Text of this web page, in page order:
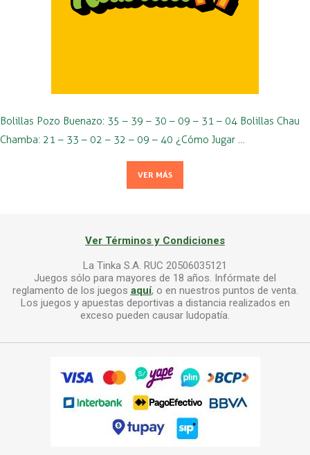
Bolillas Pozo Buenazo: 35 – 39 – 30 – 09 – 31 – 04 Bolillas Chau
Chamba: 21 – 33 – 02 – 32 – 09 – 40 ¿Cómo Jugar …
VER MÁS
Ver Términos y Condiciones
La Tinka S.A. RUC 20506035121
Juegos sólo para mayores de 18 años. Infórmate del
reglamento de los juegos aquí, o en nuestros puntos de venta.
Los juegos y apuestas deportivas a distancia realizados en
exceso pueden causar ludopatía.